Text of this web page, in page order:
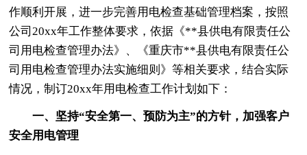
作顺利开展，进一步完善用电检查基础管理档案，按照
公司20xx年工作整体要求，依据《**县供电有限责任公
司用电检查管理办法》、《重庆市**县供电有限责任公
司用电检查管理办法实施细则》等相关要求，结合实际
情况，制订20xx年用电检查工作计划如下：
一、坚持“安全第一、预防为主”的方针，加强客户
安全用电管理